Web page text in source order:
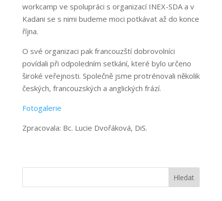
workcamp ve spolupráci s organizací INEX-SDA a v
Kadani se s nimi budeme moci potkávat až do konce
října.
O své organizaci pak francouzští dobrovolníci
povídali při odpoledním setkání, které bylo určeno
široké veřejnosti. Společně jsme protrénovali několik
českých, francouzských a anglických frází.
Fotogalerie
Zpracovala: Bc. Lucie Dvořáková, DiS.